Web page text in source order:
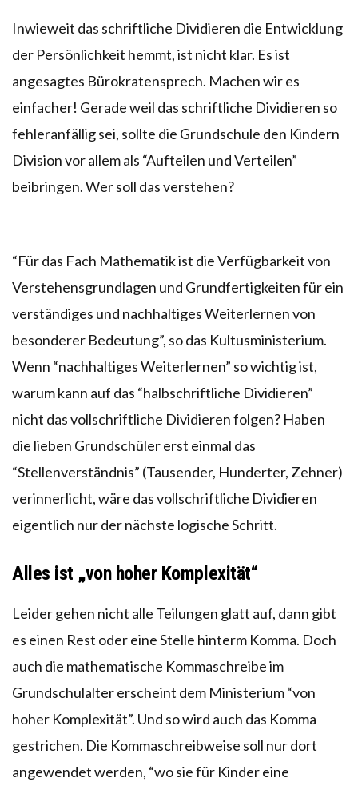
Inwieweit das schriftliche Dividieren die Entwicklung
der Persönlichkeit hemmt, ist nicht klar. Es ist
angesagtes Bürokratensprech. Machen wir es
einfacher! Gerade weil das schriftliche Dividieren so
fehleranfällig sei, sollte die Grundschule den Kindern
Division vor allem als “Aufteilen und Verteilen”
beibringen. Wer soll das verstehen?
“Für das Fach Mathematik ist die Verfügbarkeit von
Verstehensgrundlagen und Grundfertigkeiten für ein
verständiges und nachhaltiges Weiterlernen von
besonderer Bedeutung”, so das Kultusministerium.
Wenn “nachhaltiges Weiterlernen” so wichtig ist,
warum kann auf das “halbschriftliche Dividieren”
nicht das vollschriftliche Dividieren folgen? Haben
die lieben Grundschüler erst einmal das
“Stellenverständnis” (Tausender, Hunderter, Zehner)
verinnerlicht, wäre das vollschriftliche Dividieren
eigentlich nur der nächste logische Schritt.
Alles ist „von hoher Komplexität“
Leider gehen nicht alle Teilungen glatt auf, dann gibt
es einen Rest oder eine Stelle hinterm Komma. Doch
auch die mathematische Kommaschreibe im
Grundschulalter erscheint dem Ministerium “von
hoher Komplexität”. Und so wird auch das Komma
gestrichen. Die Kommaschreibweise soll nur dort
angewendet werden, “wo sie für Kinder eine